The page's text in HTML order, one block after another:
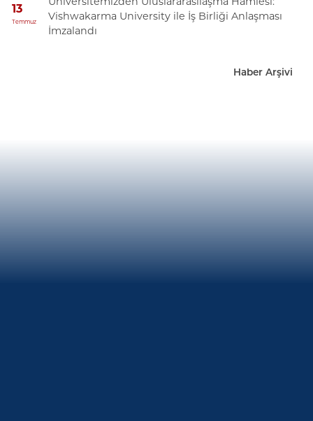
13
Temmuz
Vishwakarma University ile İş Birliği Anlaşması
İmzalandı
Haber Arşivi